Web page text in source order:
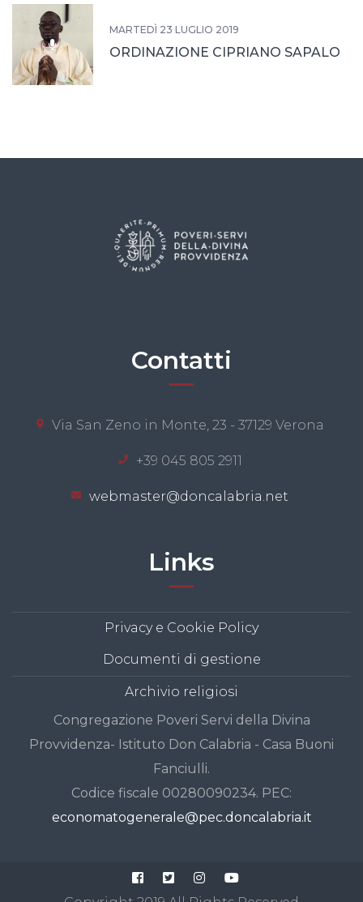
MARTEDÌ 23 LUGLIO 2019
ORDINAZIONE CIPRIANO SAPALO
Contatti
Via San Zeno in Monte, 23 - 37129 Verona
+39 045 805 2911
webmaster@doncalabria.net
Links
Privacy e Cookie Policy
Documenti di gestione
Archivio religiosi
Congregazione Poveri Servi della Divina
Provvidenza- Istituto Don Calabria - Casa Buoni
Fanciulli.
Codice fiscale 00280090234. PEC:
economatogenerale@pec.doncalabria.it